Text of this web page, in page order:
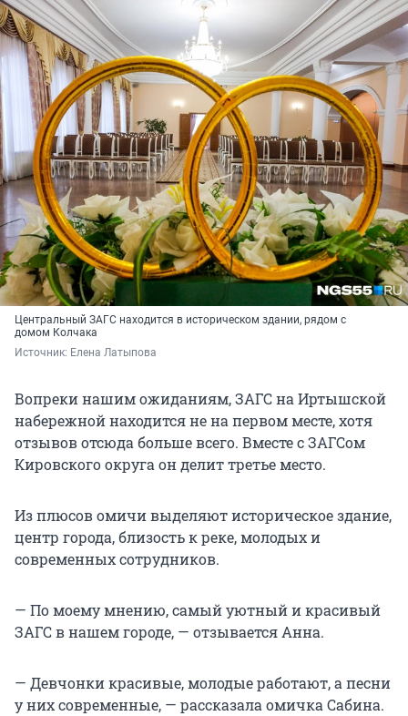
Центральный ЗАГС находится в историческом здании, рядом с
домом Колчака
Источник: Елена Латыпова
Вопреки нашим ожиданиям, ЗАГС на Иртышской
набережной находится не на первом месте, хотя
отзывов отсюда больше всего. Вместе с ЗАГСом
Кировского округа он делит третье место.
Из плюсов омичи выделяют историческое здание,
центр города, близость к реке, молодых и
современных сотрудников.
— По моему мнению, самый уютный и красивый
ЗАГС в нашем городе, — отзывается Анна.
— Девчонки красивые, молодые работают, а песни
у них современные, — рассказала омичка Сабина.